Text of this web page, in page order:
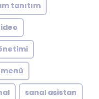
tanıtım
sanal asistan